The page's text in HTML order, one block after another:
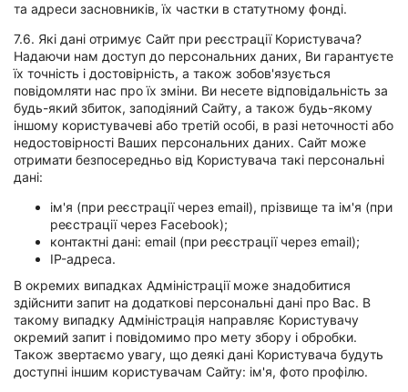
та адреси засновників, їх частки в статутному фонді.
7.6. Які дані отримує Сайт при реєстрації Користувача?
Надаючи нам доступ до персональних даних, Ви гарантуєте
їх точність і достовірність, а також зобов'язується
повідомляти нас про їх зміни. Ви несете відповідальність за
будь-який збиток, заподіяний Сайту, а також будь-якому
іншому користувачеві або третій особі, в разі неточності або
недостовірності Ваших персональних даних. Сайт може
отримати безпосередньо від Користувача такі персональні
дані:
ім'я (при реєстрації через email), прізвище та ім'я (при
реєстрації через Facebook);
контактні дані: email (при реєстрації через email);
IP-адреса.
В окремих випадках Адміністрації може знадобитися
здійснити запит на додаткові персональні дані про Вас. В
такому випадку Адміністрація направляє Користувачу
окремий запит і повідомимо про мету збору і обробки.
Також звертаємо увагу, що деякі дані Користувача будуть
доступні іншим користувачам Сайту: ім'я, фото профілю.